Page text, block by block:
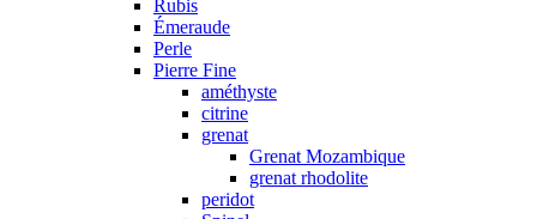
Rubis
Émeraude
Perle
Pierre Fine
améthyste
citrine
grenat
Grenat Mozambique
grenat rhodolite
peridot